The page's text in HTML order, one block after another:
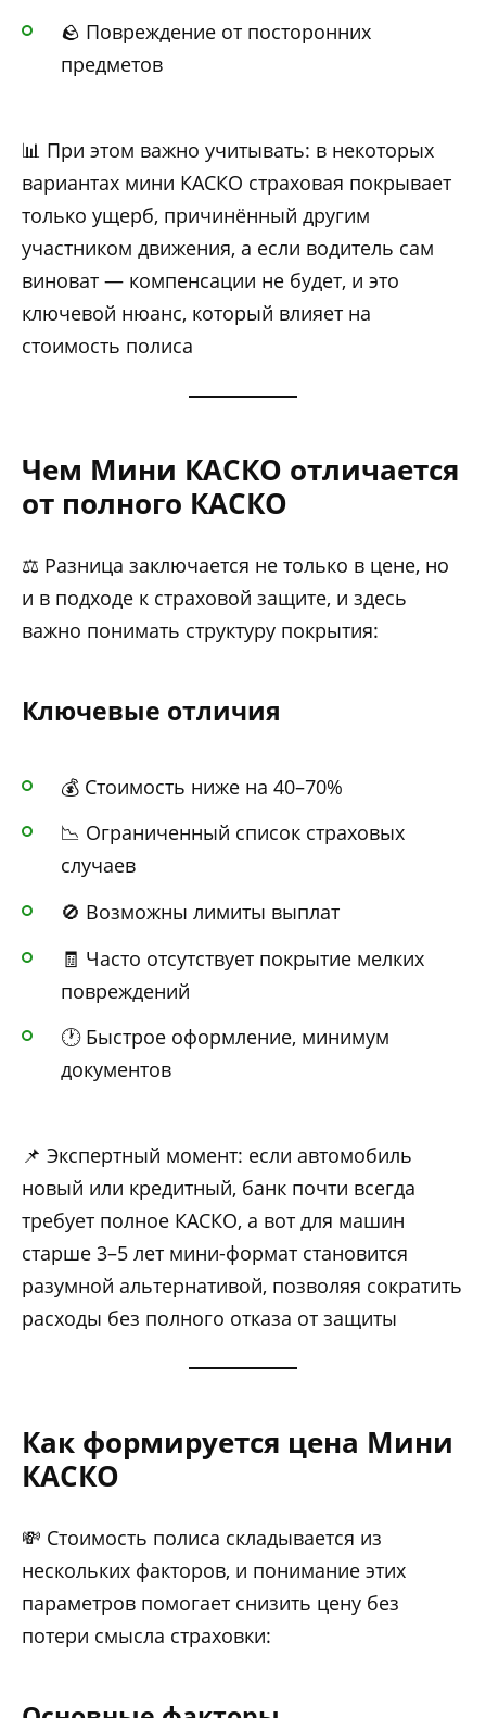
🪨 Повреждение от посторонних
предметов
📊 При этом важно учитывать: в некоторых
вариантах мини КАСКО страховая покрывает
только ущерб, причинённый другим
участником движения, а если водитель сам
виноват — компенсации не будет, и это
ключевой нюанс, который влияет на
стоимость полиса
Чем Мини КАСКО отличается
от полного КАСКО
⚖️ Разница заключается не только в цене, но
и в подходе к страховой защите, и здесь
важно понимать структуру покрытия:
Ключевые отличия
💰 Стоимость ниже на 40–70%
📉 Ограниченный список страховых
случаев
🚫 Возможны лимиты выплат
🧾 Часто отсутствует покрытие мелких
повреждений
🕐 Быстрое оформление, минимум
документов
📌 Экспертный момент: если автомобиль
новый или кредитный, банк почти всегда
требует полное КАСКО, а вот для машин
старше 3–5 лет мини-формат становится
разумной альтернативой, позволяя сократить
расходы без полного отказа от защиты
Как формируется цена Мини
КАСКО
💸 Стоимость полиса складывается из
нескольких факторов, и понимание этих
параметров помогает снизить цену без
потери смысла страховки: